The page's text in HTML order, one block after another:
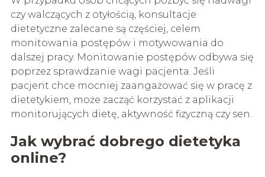
czy walczących z otyłością, konsultacje
dietetyczne zalecane są częściej, celem
monitowania postępów i motywowania do
dalszej pracy. Monitowanie postępów odbywa się
poprzez sprawdzanie wagi pacjenta. Jeśli
pacjent chce mocniej zaangażować się w pracę z
dietetykiem, może zacząć korzystać z aplikacji
monitorujących dietę, aktywność fizyczną czy sen.
Jak wybrać dobrego dietetyka
online?